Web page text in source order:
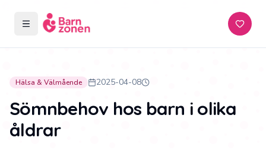
Öppna meny
Hälsa & Välmående 2025-04-08
Sömnbehov hos barn i olika
åldrar